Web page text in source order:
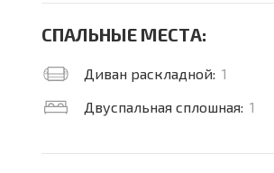
СПАЛЬНЫЕ МЕСТА:
Диван раскладной: 1
Двуспальная сплошная: 1